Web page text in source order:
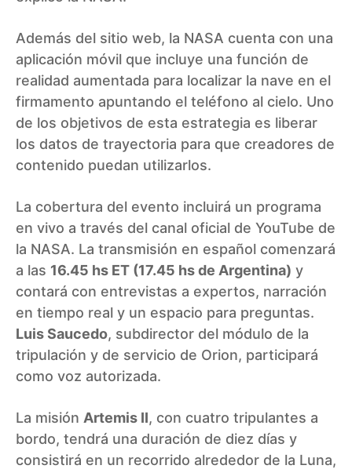
Además del sitio web, la NASA cuenta con una
aplicación móvil que incluye una función de
realidad aumentada para localizar la nave en el
firmamento apuntando el teléfono al cielo. Uno
de los objetivos de esta estrategia es liberar
los datos de trayectoria para que creadores de
contenido puedan utilizarlos.
La cobertura del evento incluirá un programa
en vivo a través del canal oficial de YouTube de
la NASA. La transmisión en español comenzará
a las 16.45 hs ET (17.45 hs de Argentina) y
contará con entrevistas a expertos, narración
en tiempo real y un espacio para preguntas.
Luis Saucedo, subdirector del módulo de la
tripulación y de servicio de Orion, participará
como voz autorizada.
La misión Artemis II, con cuatro tripulantes a
bordo, tendrá una duración de diez días y
consistirá en un recorrido alrededor de la Luna,